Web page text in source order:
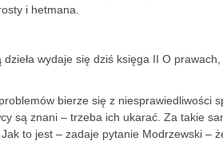
i hetmana.
wydaje się dziś księga II O
bierze się z niesprawiedliwości
są znani – trzeba ich ukarać. Za takie
to jest – zadaje pytanie Modrzewski –